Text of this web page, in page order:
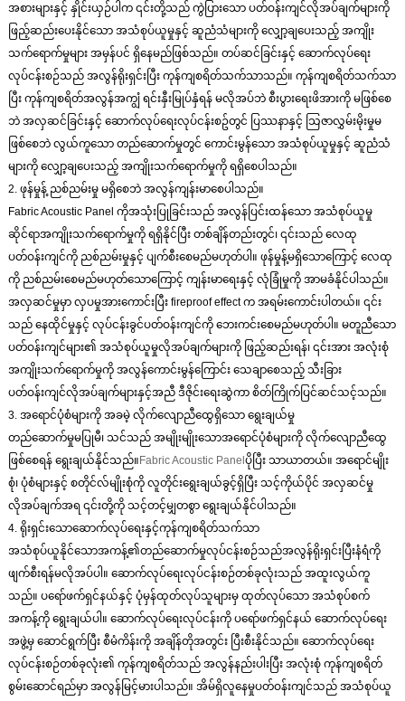
အစားများနှင့် နှိုင်းယှဉ်ပါက ၎င်းတို့သည် ကွဲပြားသော ပတ်ဝန်းကျင်လိုအပ်ချက်များကို
ဖြည့်ဆည်းပေးနိုင်သော အသံစုပ်ယူမှုနှင့် ဆူညံသံများကို လျှော့ချပေးသည့် အကျိုး
သက်ရောက်မှုများ အမှန်ပင် ရှိနေမည်ဖြစ်သည်။ တပ်ဆင်ခြင်းနှင့် ဆောက်လုပ်ရေး
လုပ်ငန်းစဉ်သည် အလွန်ရိုးရှင်းပြီး ကုန်ကျစရိတ်သက်သာသည်။ ကုန်ကျစရိတ်သက်သာ
ပြီး ကုန်ကျစရိတ်အလွန်အကျွံ ရင်းနှီးမြုပ်နှံရန် မလိုအပ်ဘဲ စီးပွားရေးဖိအားကို မဖြစ်စေ
ဘဲ အလှဆင်ခြင်းနှင့် ဆောက်လုပ်ရေးလုပ်ငန်းစဥ်တွင် ပြဿနာနှင့် သြဇာလွှမ်းမိုးမှုမ
ဖြစ်စေဘဲ လွယ်ကူသော တည်ဆောက်မှုတွင် ကောင်းမွန်သော အသံစုပ်ယူမှုနှင့် ဆူညံသံ
များကို လျှော့ချပေးသည့် အကျိုးသက်ရောက်မှုကို ရရှိစေပါသည်။
2. ဖုန်မှုန့် ညစ်ညမ်းမှု မရှိစေဘဲ အလွန်ကျန်းမာစေပါသည်။
Fabric Acoustic Panel ကိုအသုံးပြုခြင်းသည် အလွန်ပြင်းထန်သော အသံစုပ်ယူမှု
ဆိုင်ရာအကျိုးသက်ရောက်မှုကို ရရှိနိုင်ပြီး တစ်ချိန်တည်းတွင်၊ ၎င်းသည် လေထု
ပတ်ဝန်းကျင်ကို ညစ်ညမ်းမှုနှင့် ပျက်စီးစေမည်မဟုတ်ပါ။ ဖုန်မှုန့်မရှိသောကြောင့် လေထု
ကို ညစ်ညမ်းစေမည်မဟုတ်သောကြောင့် ကျန်းမာရေးနှင့် လုံခြုံမှုကို အာမခံနိုင်ပါသည်။
အလှဆင်မှုမှာ လှပမှုအားကောင်းပြီး fireproof effect က အရမ်းကောင်းပါတယ်။ ၎င်း
သည် နေထိုင်မှုနှင့် လုပ်ငန်းခွင်ပတ်ဝန်းကျင်ကို ဘေးကင်းစေမည်မဟုတ်ပါ။ မတူညီသော
ပတ်ဝန်းကျင်များ၏ အသံစုပ်ယူမှုလိုအပ်ချက်များကို ဖြည့်ဆည်းရန်၊ ၎င်းအား အလုံးစုံ
အကျိုးသက်ရောက်မှုကို အလွန်ကောင်းမွန်ကြောင်း သေချာစေသည့် သီးခြား
ပတ်ဝန်းကျင်လိုအပ်ချက်များနှင့်အညီ ဒီဇိုင်းရေးဆွဲကာ စိတ်ကြိုက်ပြင်ဆင်သင့်သည်။
3. အရောင်ပုံစံများကို အခမဲ့ လိုက်လျောညီထွေရှိသော ရွေးချယ်မှု
တည်ဆောက်မှုမပြုမီ၊ သင်သည် အမျိုးမျိုးသောအရောင်ပုံစံများကို လိုက်လျောညီထွေ
ဖြစ်စေရန် ရွေးချယ်နိုင်သည်။Fabric Acoustic Panelပိုပြီး သာယာတယ်။ အရောင်မျိုး
စုံ၊ ပုံစံများနှင့် စတိုင်လ်မျိုးစုံကို လူတိုင်းရွေးချယ်ခွင့်ရှိပြီး သင့်ကိုယ်ပိုင် အလှဆင်မှု
လိုအပ်ချက်အရ ၎င်းတို့ကို သင့်တင့်မျှတစွာ ရွေးချယ်နိုင်ပါသည်။
4. ရိုးရှင်းသောဆောက်လုပ်ရေးနှင့်ကုန်ကျစရိတ်သက်သာ
အသံစုပ်ယူနိုင်သောအကန့်၏တည်ဆောက်မှုလုပ်ငန်းစဉ်သည်အလွန်ရိုးရှင်းပြီးနံရံကို
ဖျက်စီးရန်မလိုအပ်ပါ။ ဆောက်လုပ်ရေးလုပ်ငန်းစဉ်တစ်ခုလုံးသည် အထူးလွယ်ကူ
သည်။ ပရော်ဖက်ရှင်နယ်နှင့် ပုံမှန်ထုတ်လုပ်သူများမှ ထုတ်လုပ်သော အသံစုပ်စက်
အကန့်ကို ရွေးချယ်ပါ။ ဆောက်လုပ်ရေးလုပ်ငန်းကို ပရော်ဖက်ရှင်နယ် ဆောက်လုပ်ရေး
အဖွဲ့မှ ဆောင်ရွက်ပြီး စီမံကိန်းကို အချိန်တိုအတွင်း ပြီးစီးနိုင်သည်။ ဆောက်လုပ်ရေး
လုပ်ငန်းစဉ်တစ်ခုလုံး၏ ကုန်ကျစရိတ်သည် အလွန်နည်းပါးပြီး အလုံးစုံ ကုန်ကျစရိတ်
စွမ်းဆောင်ရည်မှာ အလွန်မြင့်မားပါသည်။ အိမ်ရှိလူနေမှုပတ်ဝန်းကျင်သည် အသံစုပ်ယူ